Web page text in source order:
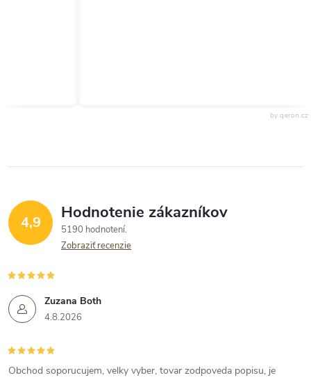
by qeron.cz
4,9 Hodnotenie zákazníkov
5190 hodnotení
Zobraziť recenzie
Zuzana Both
4.8.2026
Obchod soporucujem, velky vyber, tovar zodpoveda popisu, je